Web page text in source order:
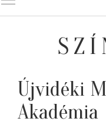
Újvidéki
Akadémia